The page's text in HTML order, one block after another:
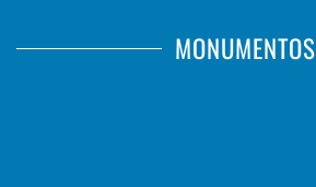
MONUMENTOS